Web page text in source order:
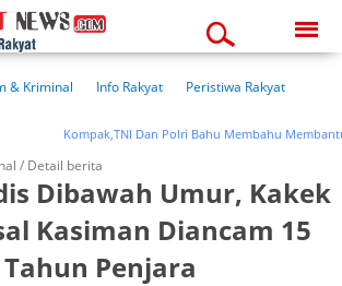
11:14:08 am
& Kriminal Info Rakyat
Peristiwa Rakyat
Rakyat
Kompak,TNI Dan Polri Bahu Membahu Membantu
/ Detail berita
Dibawah Umur, Kakek
Kasiman Diancam 15
Tahun Penjara